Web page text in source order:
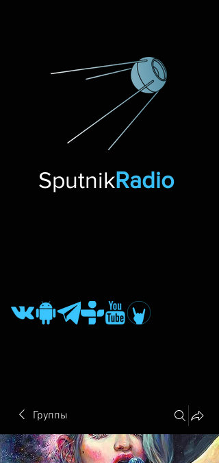
SputnikRadio
Группы